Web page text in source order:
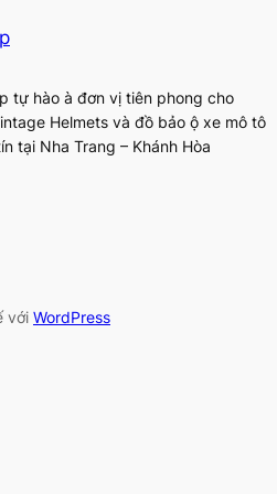
tự hào à đơn vị tiên phong cho
Helmets và đồ bảo ộ xe mô tô
tại Nha Trang – Khánh Hòa
với WordPress